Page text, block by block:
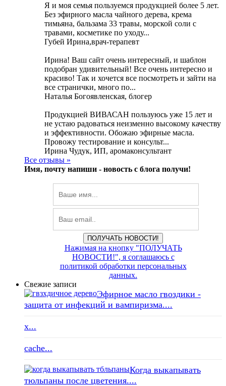
Я и моя семья пользуемся продукцией более 5 лет.
Без эфирного масла чайного дерева, крема
тимьяна, бальзама 33 травы, морской соли с
травами, косметике по уходу...
Губей Ирина,врач-терапевт
Ирина! Ваш сайт очень интересный, и шаблон
подобран удивительный! Все очень интересно и
красиво! Так и хочется все посмотреть и зайти на
все странички, много по...
Наталья Богоявленская, блогер
Продукцией ВИВАСАН пользуюсь уже 15 лет и
не устаю радоваться неизменно высокому качеству
и эффективности. Обожаю эфирные масла.
Провожу тестирование и консульт...
Ирина Чудук, ИП, аромаконсультант
Все отзывы »
Имя, почту напиши - новость с блога получи!
ПОЛУЧАТЬ НОВОСТИ!
Нажимая на кнопку "ПОЛУЧАТЬ
НОВОСТИ!", я соглашаюсь с
политикой обработки персональных
данных.
Свежие записи
Эфирное масло гвоздики -
защита от инфекций и вампиризма....
x...
cache...
Когда выкапывать
тюльпаны после цветения....